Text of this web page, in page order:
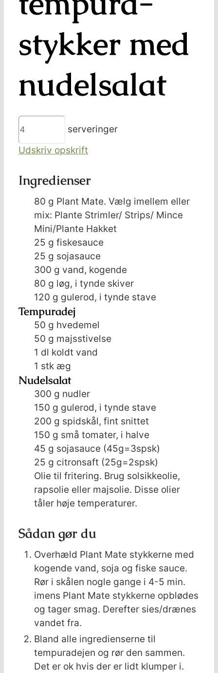
stykker med
nudelsalat
serveringer
Udskriv opskrift
Ingredienser
80 g Plant Mate. Vælg imellem eller
mix: Plante Strimler/ Strips/ Mince
Mini/Plante Hakket
25 g fiskesauce
25 g sojasauce
300 g vand, kogende
80 g løg, i tynde skiver
120 g gulerod, i tynde stave
Tempuradej
50 g hvedemel
50 g majsstivelse
1 dl koldt vand
1 stk æg
Nudelsalat
300 g nudler
150 g gulerod, i tynde stave
200 g spidskål, fint snittet
150 g små tomater, i halve
45 g sojasauce (45g=3spsk)
25 g citronsaft (25g=2spsk)
Olie til fritering. Brug solsikkeolie,
rapsolie eller majsolie. Disse olier
tåler høje temperaturer.
Sådan gør du
Overhæld Plant Mate stykkerne med
kogende vand, soja og fiske sauce.
Rør i skålen nogle gange i 4-5 min.
imens Plant Mate stykkerne opblødes
og tager smag. Derefter sies/drænes
vandet fra.
Bland alle ingredienserne til
tempuradejen og rør den sammen.
Det er ok hvis der er lidt klumper i.